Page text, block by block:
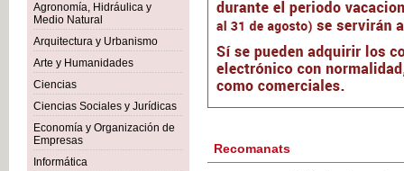
Agronomía, Hidráulica y
Medio Natural
Arquitectura y Urbanismo
Arte y Humanidades
Ciencias
Ciencias Sociales y Jurídicas
Economía y Organización de
Empresas
Informática
Recomanats